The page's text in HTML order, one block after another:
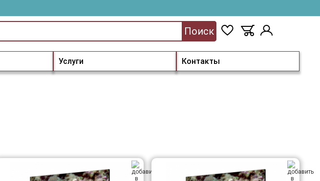
Услуги Контакты
Поиск